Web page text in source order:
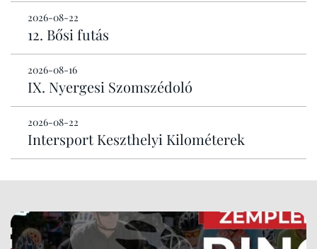
2026-08-22
12. Bősi futás
2026-08-16
IX. Nyergesi Szomszédoló
2026-08-22
Intersport Keszthelyi Kilométerek